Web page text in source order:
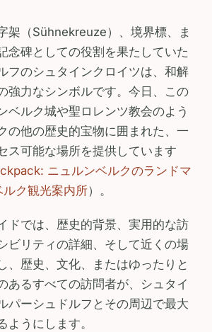
架（Sühnekreuze）、境界標、ま
念碑としての役割を果たしていた
フのシュタインクロイツは、和解
強力なシンボルです。今日、この
ベルク城や聖ロレンツ教会のよう
の他の歴史的宝物に囲まれた、一
ス可能な場所を提供しています
ニュルンベルクのランドマ
ルク観光案内所）。
ドでは、歴史的背景、実用的な訪
ビリティの詳細、そして近くの場
、歴史、文化、またはゆったりと
あるすべての訪問者が、シュタイ
パーシュドルフとその周辺で最大
ようにします。